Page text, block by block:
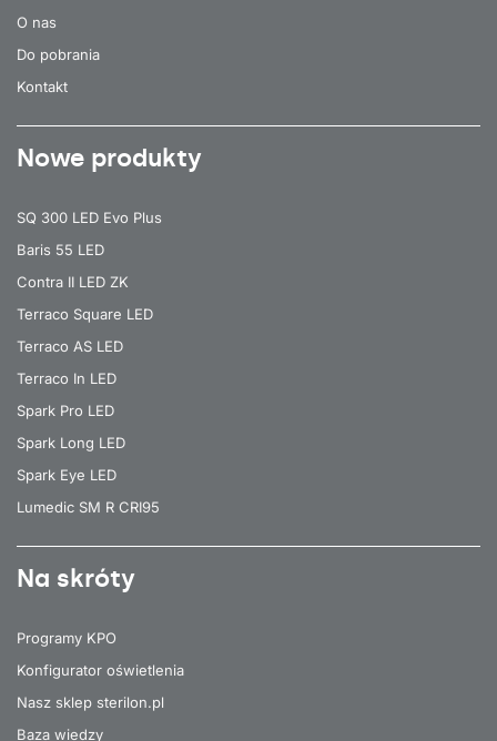
O nas
Do pobrania
Kontakt
Nowe produkty
SQ 300 LED Evo Plus
Baris 55 LED
Contra II LED ZK
Terraco Square LED
Terraco AS LED
Terraco In LED
Spark Pro LED
Spark Long LED
Spark Eye LED
Lumedic SM R CRI95
Na skróty
Programy KPO
Konfigurator oświetlenia
Nasz sklep sterilon.pl
Baza wiedzy